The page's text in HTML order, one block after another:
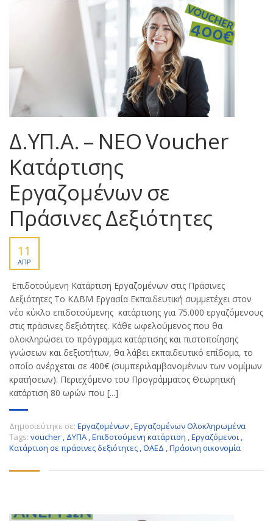
Δ.ΥΠ.Α. – NEO Voucher
Κατάρτισης
Εργαζομένων σε
Πράσινες Δεξιότητες
11
ΑΠΡ
Επιδοτούμενη Κατάρτιση Εργαζομένων στις Πράσινες
Δεξιότητες Το ΚΔΒΜ Εργασία Εκπαιδευτική συμμετέχει στον
νέο κύκλο επιδοτούμενης κατάρτισης για 75.000 εργαζόμενους
στις πράσινες δεξιότητες. Κάθε ωφελούμενος που θα
ολοκληρώσει το πρόγραμμα κατάρτισης και πιστοποίησης
γνώσεων και δεξιοτήτων, θα λάβει εκπαιδευτικό επίδομα, το
οποίο ανέρχεται σε 400€ (συμπεριλαμβανομένων των νομίμων
κρατήσεων). Περιεχόμενο του Προγράμματος Θεωρητική
κατάρτιση 80 ωρών που [...]
Δημοσιεύτηκε σε: Εργαζομένων ,Εργαζομένων Ολοκληρωμένα
Tags: voucher , ΔΥΠΑ ,Επιδοτούμενη κατάρτιση ,Εργαζόμενοι ,
Κατάρτιση σε πράσινες δεξιότητες ,ΟΑΕΔ ,Πράσινη οικονομία